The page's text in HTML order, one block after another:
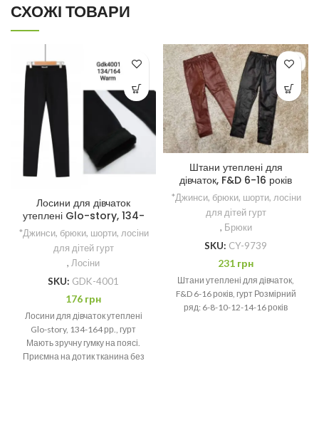
СХОЖІ ТОВАРИ
Лосини для дівчаток
утеплені Glo-story, 134-
164 рр.
*Джинси, брюки, шорти, лосіни
для дітей гурт
, Лосіни
SKU: GDK-4001
176 грн
Лосини для дівчаток утеплені
Glo-story, 134-164 рр., гурт
Мають зручну гумку на поясі.
Приємна на дотик тканина без
Штани утеплені для
дівчаток, F&D 6-16 років
*Джинси, брюки, шорти, лосіни
для дітей гурт
, Брюки
SKU: CY-9739
231 грн
Штани утеплені для дівчаток,
F&D 6-16 років, гурт Розмірний
ряд: 6-8-10-12-14-16 років